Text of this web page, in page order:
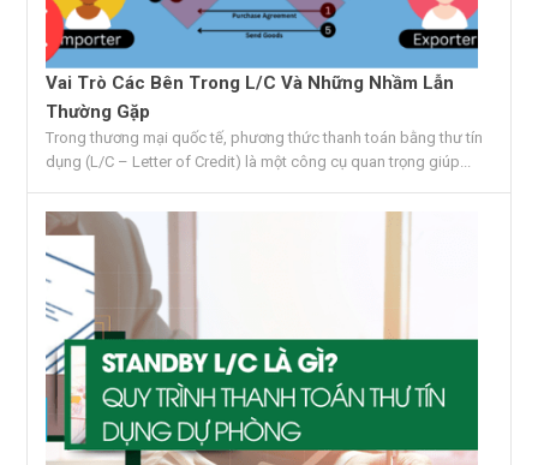
Vai Trò Các Bên Trong L/C Và Những Nhầm Lẫn
Thường Gặp
Trong thương mại quốc tế, phương thức thanh toán bằng thư tín
dụng (L/C – Letter of Credit) là một công cụ quan trọng giúp...